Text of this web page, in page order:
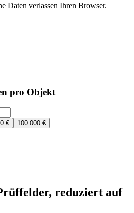
Daten verlassen Ihren Browser.
pro Objekt
€ 100.000 €
reduziert auf